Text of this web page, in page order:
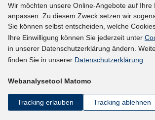
Regionen Deutschlands(01.06.2013
Otto, Anne; Weyh, Antje;
Link zur Projektseite
mehr Informationen
IAB-Projekt
Wir möchten unsere Online-Angebote auf Ihre
anpassen. Zu diesem Zweck setzen wir
Sie können selbst entscheiden, welche
Ihre Einwilligung können Sie jederzeit unter
in unserer Datenschutzerklärung ändern.
finden Sie in unserer Datenschutzerklärung.
Webanalysetool Matomo
Tracking erlauben Tracking ablehnen